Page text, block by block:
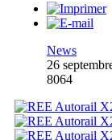
News
26
8064